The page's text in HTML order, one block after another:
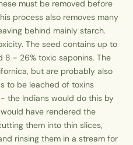
must be removed before
process also removes many
behind mainly starch.
The seed contains up to
8 - 26% toxic saponins. The
but are probably also
to be leached of toxins
the Indians would do this by
have rendered the
them into thin slices,
rinsing them in a stream for